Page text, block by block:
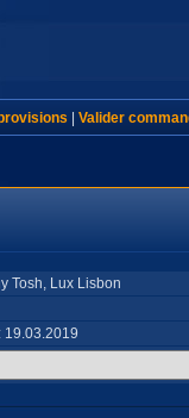
Valider
Tosh, Lux Lisbon
19.03.2019